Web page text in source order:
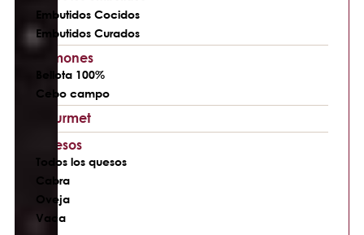
Embutidos Cocidos
Embutidos Curados
Jamones
Bellota 100%
Cebo campo
Gourmet
Quesos
Todos los quesos
Cabra
Oveja
Vaca